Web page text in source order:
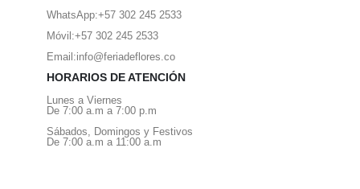
WhatsApp:+57 302 245 2533
Móvil:+57 302 245 2533
Email:info@feriadeflores.co
HORARIOS DE ATENCIÓN
Lunes a Viernes
De 7:00 a.m a 7:00 p.m
Sábados, Domingos y Festivos
De 7:00 a.m a 11:00 a.m